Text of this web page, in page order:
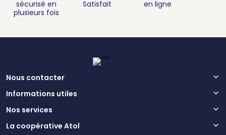
sécurisé en
plusieurs fois
Satisfait
en ligne
Nous contacter
Informations utiles
Nos services
La coopérative Atol